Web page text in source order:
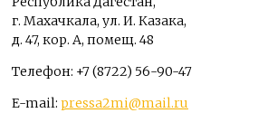
г. Махачкала, ул. И. Казака,
д. 47, кор. А, помещ. 48
Телефон: +7 (8722) 56-90-47
E-mail: pressa2mi@mail.ru